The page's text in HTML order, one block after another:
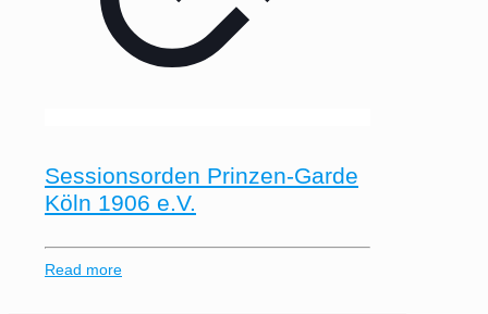
Sessionsorden Prinzen-Garde
Köln 1906 e.V.
Read more